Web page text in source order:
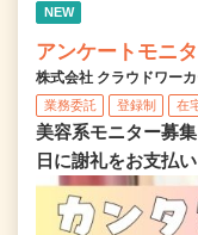
NEW
アンケートモニ
株式会社 クラウドワー
業務委託 登録制 在
美容系モニター募
日に謝礼をお支払